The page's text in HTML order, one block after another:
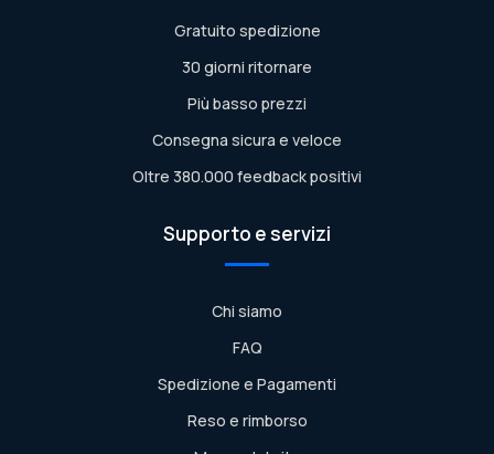
Gratuito spedizione
30 giorni ritornare
Più basso prezzi
Consegna sicura e veloce
Oltre 380.000 feedback positivi
Supporto e servizi
Chi siamo
FAQ
Spedizione e Pagamenti
Reso e rimborso